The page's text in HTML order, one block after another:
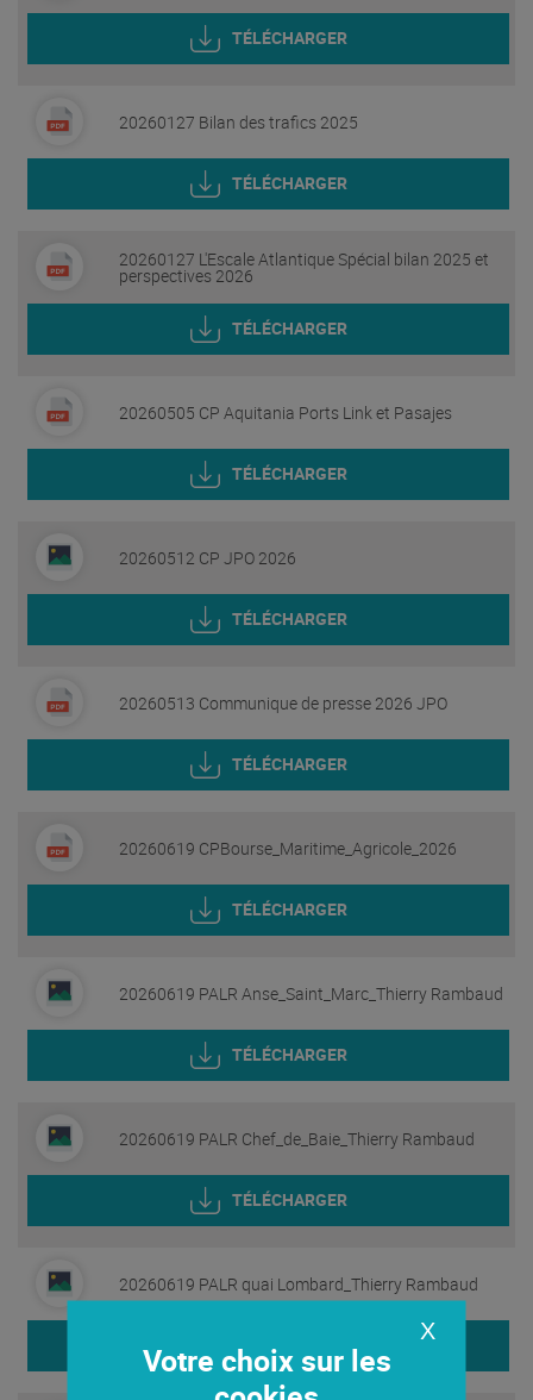
TÉLÉCHARGER
20260127 Bilan des trafics 2025
TÉLÉCHARGER
20260127 L'Escale Atlantique Spécial bilan 2025 et
perspectives 2026
TÉLÉCHARGER
20260505 CP Aquitania Ports Link et Pasajes
TÉLÉCHARGER
20260512 CP JPO 2026
TÉLÉCHARGER
20260513 Communique de presse 2026 JPO
TÉLÉCHARGER
20260619 CPBourse_Maritime_Agricole_2026
TÉLÉCHARGER
20260619 PALR Anse_Saint_Marc_Thierry Rambaud
TÉLÉCHARGER
20260619 PALR Chef_de_Baie_Thierry Rambaud
TÉLÉCHARGER
20260619 PALR quai Lombard_Thierry Rambaud
TÉLÉCHARGER
X